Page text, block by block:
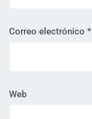
Correo electrónico *
Web